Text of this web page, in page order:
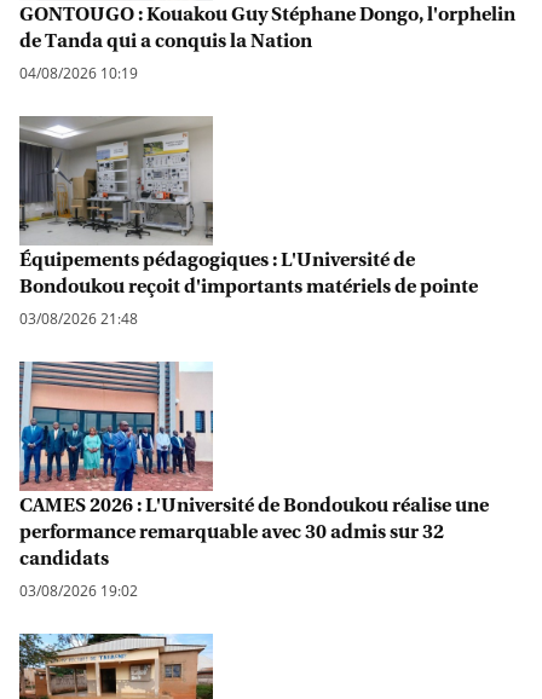
GONTOUGO : Kouakou Guy Stéphane Dongo, l'orphelin
de Tanda qui a conquis la Nation
04/08/2026 10:19
Équipements pédagogiques : L'Université de
Bondoukou reçoit d'importants matériels de pointe
03/08/2026 21:48
CAMES 2026 : L'Université de Bondoukou réalise une
performance remarquable avec 30 admis sur 32
candidats
03/08/2026 19:02